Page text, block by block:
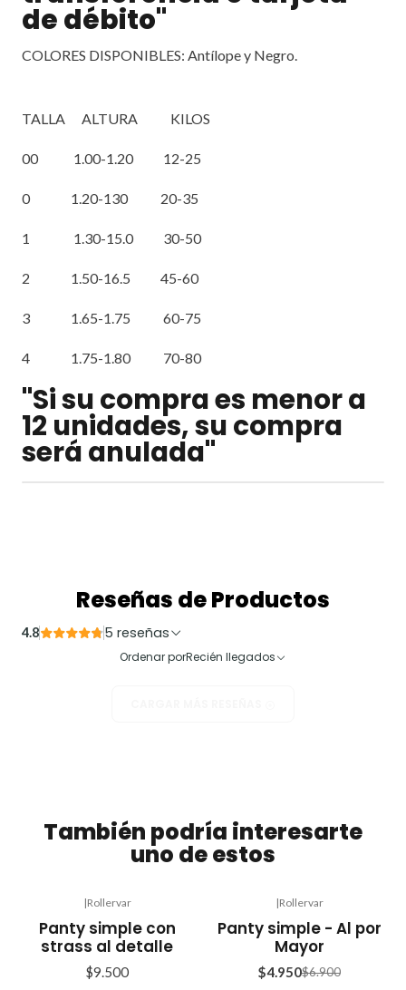
de débito"
COLORES DISPONIBLES: Antílope y Negro.
TALLA ALTURA KILOS
00 1.00-1.20 12-25
0 1.20-130 20-35
1 1.30-15.0 30-50
2 1.50-16.5 45-60
3 1.65-1.75 60-75
4 1.75-1.80 70-80
"Si su compra es menor a
12 unidades, su compra
será anulada"
Reseñas de Productos
4.8 5 reseñas
Ordenar porRecién llegados
También podría interesarte
uno de estos
|Rollervar
Panty simple con
strass al detalle
$9.500
-28%
OFF
|Rollervar
Panty simple - Al por
Mayor
$4.950$6.900